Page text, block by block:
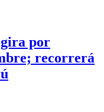
por
recorrerá